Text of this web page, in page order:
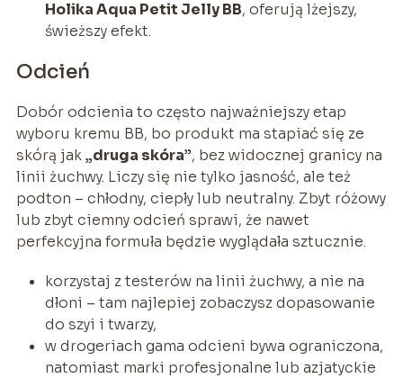
Holika Aqua Petit Jelly BB, oferują lżejszy,
świeższy efekt.
Odcień
Dobór odcienia to często najważniejszy etap
wyboru kremu BB, bo produkt ma stapiać się ze
skórą jak„druga skóra”, bez widocznej granicy na
linii żuchwy. Liczy się nie tylko jasność, ale też
podton – chłodny, ciepły lub neutralny. Zbyt różowy
lub zbyt ciemny odcień sprawi, że nawet
perfekcyjna formuła będzie wyglądała sztucznie.
korzystaj z testerów na linii żuchwy, a nie na
dłoni – tam najlepiej zobaczysz dopasowanie
do szyi i twarzy,
w drogeriach gama odcieni bywa ograniczona,
natomiast marki profesjonalne lub azjatyckie